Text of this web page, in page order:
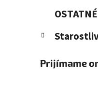
OSTATNÉ
Prijímame